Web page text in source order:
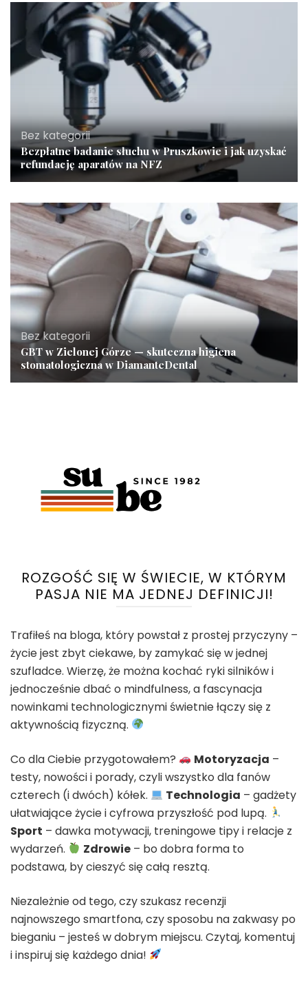
Bez kategorii
Bezpłatne badanie słuchu w Pruszkowie i jak uzyskać
refundację aparatów na NFZ
Bez kategorii
GBT w Zielonej Górze — skuteczna higiena
stomatologiczna w DiamanteDental
ROZGOŚĆ SIĘ W ŚWIECIE, W KTÓRYM
PASJA NIE MA JEDNEJ DEFINICJI!
Trafiłeś na bloga, który powstał z prostej przyczyny –
życie jest zbyt ciekawe, by zamykać się w jednej
szufladce. Wierzę, że można kochać ryki silników i
jednocześnie dbać o mindfulness, a fascynacja
nowinkami technologicznymi świetnie łączy się z
aktywnością fizyczną.
Co dla Ciebie przygotowałem? Motoryzacja –
testy, nowości i porady, czyli wszystko dla fanów
czterech (i dwóch) kółek.
Technologia – gadżety
ułatwiające życie i cyfrowa przyszłość pod lupą.
Sport – dawka motywacji, treningowe tipy i relacje z
wydarzeń.
Zdrowie – bo dobra forma to
podstawa, by cieszyć się całą resztą.
Niezależnie od tego, czy szukasz recenzji
najnowszego smartfona, czy sposobu na zakwasy po
bieganiu – jesteś w dobrym miejscu. Czytaj, komentuj
i inspiruj się każdego dnia!